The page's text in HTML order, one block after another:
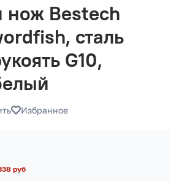
нож Bestech
сталь
G10,
Избранное
руб